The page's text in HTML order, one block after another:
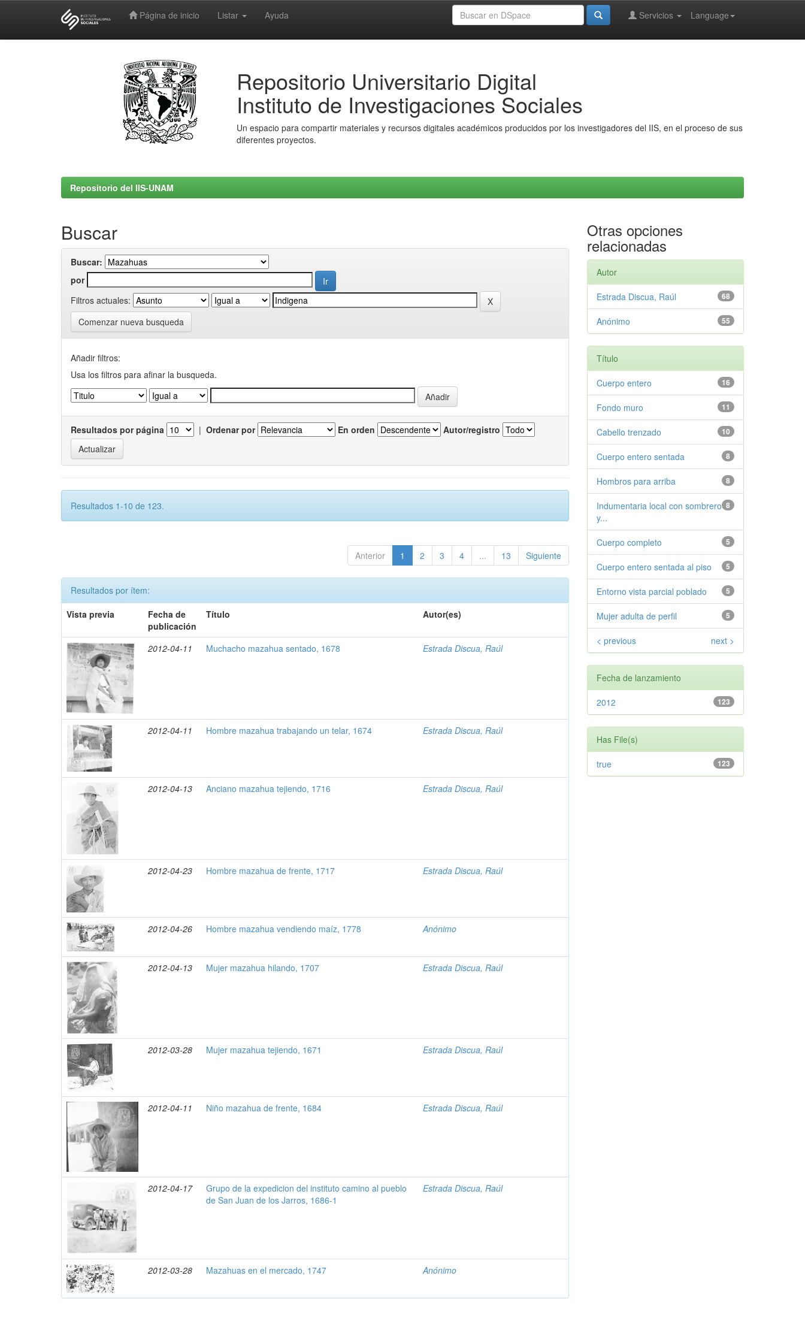
Página de inicio Listar Ayuda Language
Servicios
Repositorio Universitario Digital
Instituto de Investigaciones Sociales
Un espacio para compartir materiales y recursos digitales académicos producidos por los investigadores del IIS, en el proceso de sus
diferentes proyectos.
Repositorio del IIS-UNAM
Buscar
Buscar:
por
Filtros actuales:
Comenzar nueva busqueda
Añadir filtros:
Usa los filtros para afinar la busqueda.
Resultados por página | Ordenar por En orden Autor/registro
Resultados 1-10 de 123.
Anterior 1 2 3 4 ... 13 Siguiente
Resultados por ítem:
Vista previa
Fecha de
publicación
Título Autor(es)
2012-04-11 Muchacho mazahua sentado, 1678 Estrada Discua, Raúl
2012-04-11 Hombre mazahua trabajando un telar, 1674 Estrada Discua, Raúl
2012-04-13 Anciano mazahua tejiendo, 1716 Estrada Discua, Raúl
2012-04-23 Hombre mazahua de frente, 1717 Estrada Discua, Raúl
2012-04-26 Hombre mazahua vendiendo maíz, 1778 Anónimo
2012-04-13 Mujer mazahua hilando, 1707 Estrada Discua, Raúl
2012-03-28 Mujer mazahua tejiendo, 1671 Estrada Discua, Raúl
2012-04-11 Niño mazahua de frente, 1684 Estrada Discua, Raúl
2012-04-17
Grupo de la expedicion del instituto camino al pueblo
de San Juan de los Jarros, 1686-1
Estrada Discua, Raúl
2012-03-28 Mazahuas en el mercado, 1747 Anónimo
Otras opciones
relacionadas
Autor
68
Estrada Discua, Raúl
55
Anónimo
Título
16
Cuerpo entero
11
Fondo muro
10
Cabello trenzado
8
Cuerpo entero sentada
8
Hombros para arriba
8
Indumentaria local con sombrero
y...
5
Cuerpo completo
5
Cuerpo entero sentada al piso
5
Entorno vista parcial poblado
5
Mujer adulta de perfil
< previous next >
Fecha de lanzamiento
123
2012
Has File(s)
123
true